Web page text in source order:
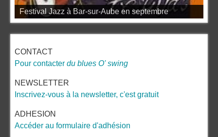
Festival Jazz à Bar-sur-Aube en septembre
CONTACT
Pour contacter du blues O' swing
NEWSLETTER
Inscrivez-vous à la newsletter, c'est gratuit
ADHESION
Accéder au formulaire d'adhésion